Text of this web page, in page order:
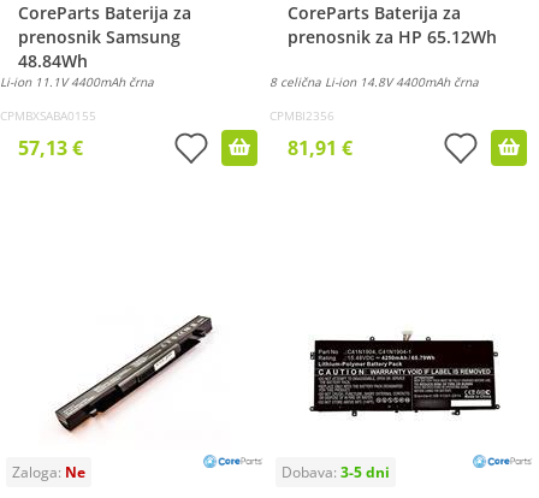
CoreParts Baterija za
prenosnik Samsung
48.84Wh
Li-ion 11.1V 4400mAh črna
CPMBXSABA0155
57,13 €
CoreParts Baterija za
prenosnik za HP 65.12Wh
8 celična Li-ion 14.8V 4400mAh črna
CPMBI2356
81,91 €